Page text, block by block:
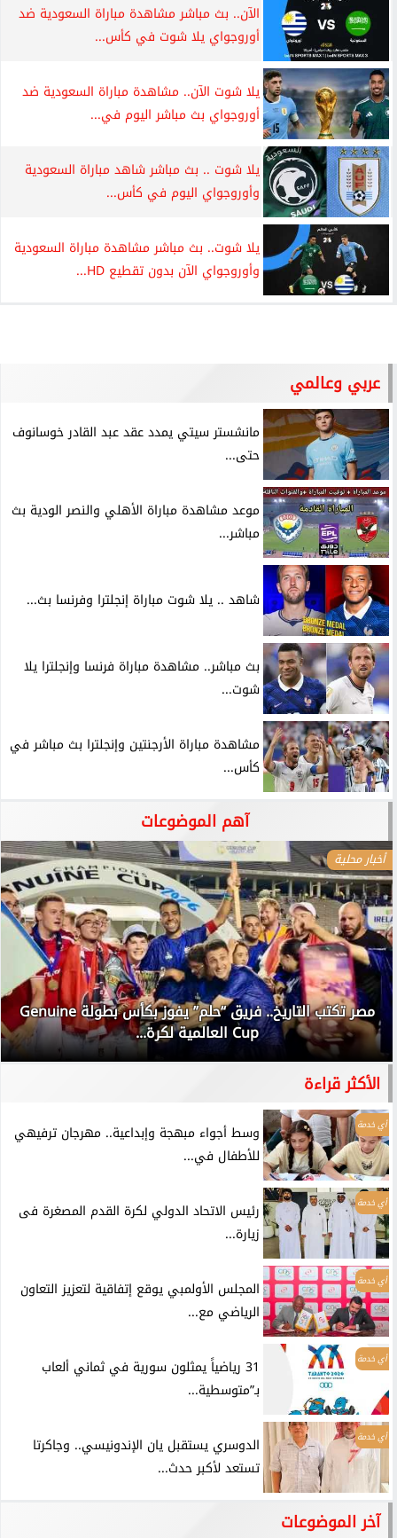
الآن.. بث مباشر مشاهدة مباراة السعودية ضد
أوروجواي يلا شوت في كأس...
يلا شوت الآن.. مشاهدة مباراة السعودية ضد
أوروجواي بث مباشر اليوم في...
يلا شوت .. بث مباشر شاهد مباراة السعودية
وأوروجواي اليوم في كأس...
يلا شوت.. بث مباشر مشاهدة مباراة السعودية
وأوروجواي الآن بدون تقطيع HD...
عربي وعالمي
مانشستر سيتي يمدد عقد عبد القادر خوسانوف
حتى...
موعد مشاهدة مباراة الأهلي والنصر الودية بث
مباشر...
شاهد .. يلا شوت مباراة إنجلترا وفرنسا بث...
بث مباشر.. مشاهدة مباراة فرنسا وإنجلترا يلا
شوت...
مشاهدة مباراة الأرجنتين وإنجلترا بث مباشر في
كأس...
آهم الموضوعات
أخبار محلية
مصر تكتب التاريخ.. فريق “حلم” يفوز بكأس بطولة Genuine
Cup العالمية لكرة...
الأكثر قراءة
أي خدمة
وسط أجواء مبهجة وإبداعية.. مهرجان ترفيهي
للأطفال في...
أي خدمة
رئيس الاتحاد الدولي لكرة القدم المصغرة فى
زيارة...
أي خدمة
المجلس الأولمبي يوقع إتفاقية لتعزيز التعاون
الرياضي مع...
أي خدمة
31 رياضياً يمثلون سورية في ثماني ألعاب
بـ”متوسطية...
أي خدمة
الدوسري يستقبل يان الإندونيسي.. وجاكرتا
تستعد لأكبر حدث...
آخر الموضوعات